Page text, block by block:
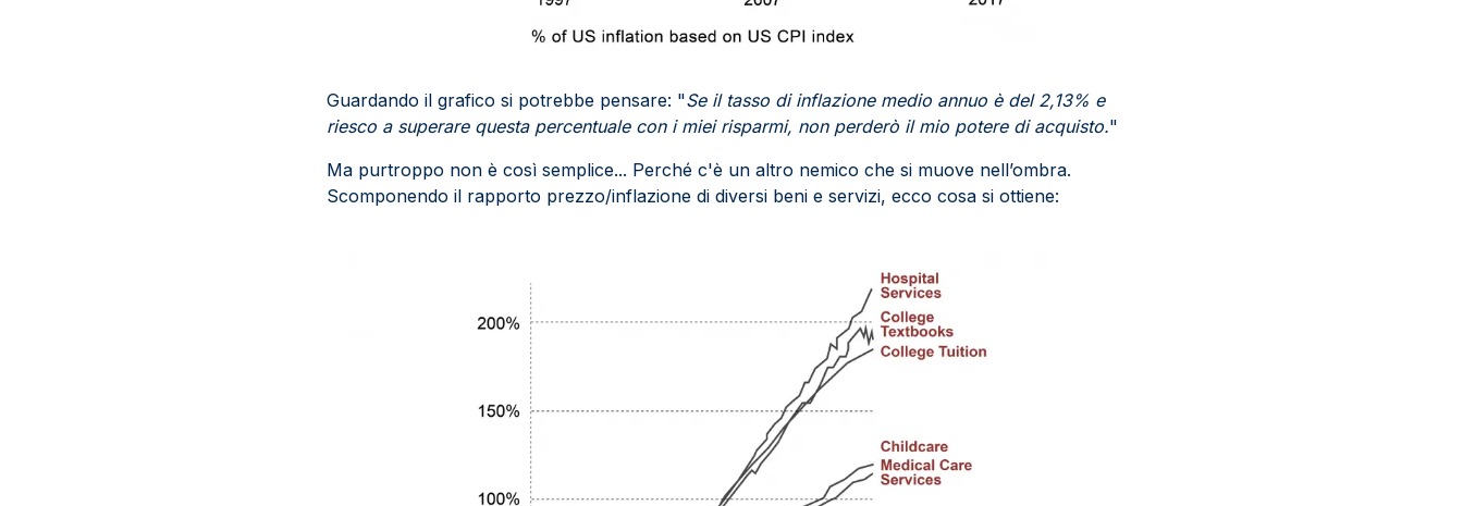
Guardando il grafico si potrebbe pensare: "Se il tasso di inflazione medio annuo è del 2,13% e
riesco a superare questa percentuale con i miei risparmi, non perderò il mio potere di acquisto."
Ma purtroppo non è così semplice... Perché c'è un altro nemico che si muove nell’ombra.
Scomponendo il rapporto prezzo/inflazione di diversi beni e servizi, ecco cosa si ottiene: